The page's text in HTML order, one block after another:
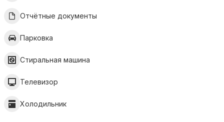
Отчётные документы
Парковка
Стиральная машина
Телевизор
Холодильник